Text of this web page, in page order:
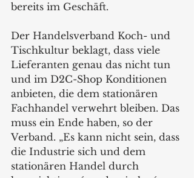
bereits im Geschäft.
Der Handelsverband Koch- und
Tischkultur beklagt, dass viele
Lieferanten genau das nicht tun
und im D2C-Shop Konditionen
anbieten, die dem stationären
Fachhandel verwehrt bleiben. Das
muss ein Ende haben, so der
Verband. „Es kann nicht sein, dass
die Industrie sich und dem
stationären Handel durch